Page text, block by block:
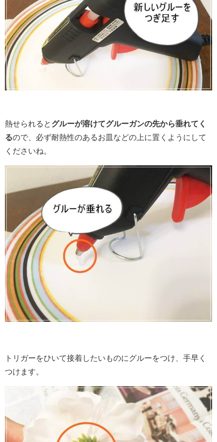
熱せられると グルーが溶けてグルーガンの先から垂れてく
るので、必ず耐熱性のあるお皿などの上に置くようにして
くださいね。
トリガーをひいて接着したいものにグルーをつけ、手早く
つけます。